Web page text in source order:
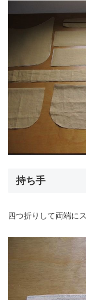
持ち手
四つ折りして両端に